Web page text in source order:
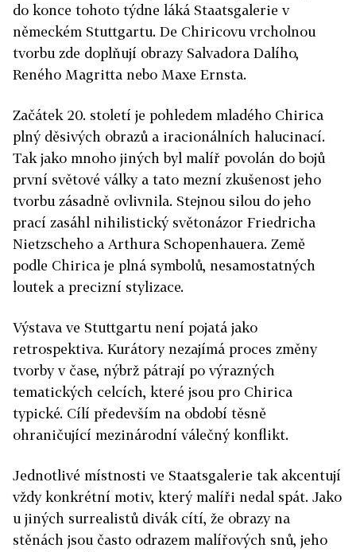
do konce tohoto týdne láká Staatsgalerie v
německém Stuttgartu. De Chiricovu vrcholnou
tvorbu zde doplňují obrazy Salvadora Dalího,
Reného Magritta nebo Maxe Ernsta.
Začátek 20. století je pohledem mladého Chirica
plný děsivých obrazů a iracionálních halucinací.
Tak jako mnoho jiných byl malíř povolán do bojů
první světové války a tato mezní zkušenost jeho
tvorbu zásadně ovlivnila. Stejnou silou do jeho
prací zasáhl nihilistický světonázor Friedricha
Nietzscheho a Arthura Schopenhauera. Země
podle Chirica je plná symbolů, nesamostatných
loutek a precizní stylizace.
Výstava ve Stuttgartu není pojatá jako
retrospektiva. Kurátory nezajímá proces změny
tvorby v čase, nýbrž pátrají po výrazných
tematických celcích, které jsou pro Chirica
typické. Cílí především na období těsně
ohraničující mezinárodní válečný konflikt.
Jednotlivé místnosti ve Staatsgalerie tak akcentují
vždy konkrétní motiv, který malíři nedal spát. Jako
u jiných surrealistů divák cítí, že obrazy na
stěnách jsou často odrazem malířových snů, jeho